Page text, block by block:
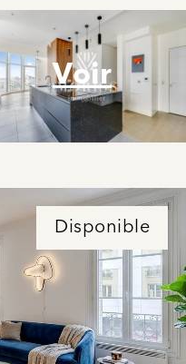
Voir
Disponible